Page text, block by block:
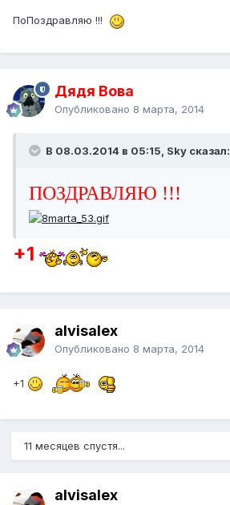
ПоПоздравляю !!!
Дядя Вова
Опубликовано 8 марта, 2014
В 08.03.2014 в 05:15, Sky сказал:
ПОЗДРАВЛЯЮ !!!
+1
alvisalex
Опубликовано 8 марта, 2014
+1
11 месяцев спустя...
alvisalex